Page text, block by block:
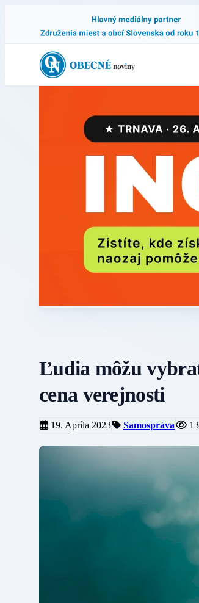
Ľudia môžu
cena verejnosti
19. Apríla 2023 Samospráva